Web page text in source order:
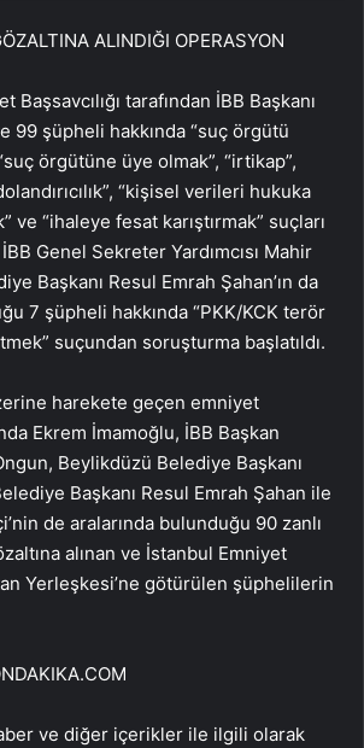
ALINDIĞI OPERASYON
tarafından İBB Başkanı
99 şüpheli hakkında “suç örgütü
örgütüne üye olmak”, “irtikap”,
“kişisel verileri hukuka
ve “ihaleye fesat karıştırmak” suçları
Genel Sekreter Yardımcısı Mahir
Başkanı Resul Emrah Şahan’ın da
7 şüpheli hakkında “PKK/KCK terör
suçundan soruşturma başlatıldı.
harekete geçen emniyet
Ekrem İmamoğlu, İBB Başkan
Beylikdüzü Belediye Başkanı
Başkanı Resul Emrah Şahan ile
de aralarında bulunduğu 90 zanlı
alınan ve İstanbul Emniyet
Yerleşkesi’ne götürülen şüphelilerin
ve diğer içerikler ile ilgili olarak